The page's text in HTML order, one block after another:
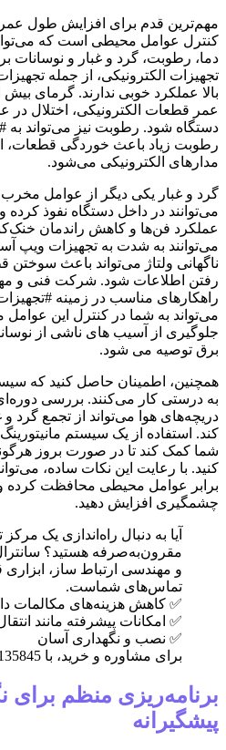
مهم‌ترین قدم برای افزایش طول
کنترل عوامل محیطی است که
دما، رطوبت، گرد و غبار و نوسانات
تجهیزات الکترونیکی، از جمله
بالا عملکرد خوبی ندارند. گرمای
عمر قطعات الکترونیکی، اختلال در
دستگاه شود. رطوبت نیز می‌تواند به
رطوبت زیاد باعث خوردگی قطعات،
مدارهای الکترونیکی می‌شود.
گرد و غبار یکی دیگر از عوامل
می‌توانند در داخل دستگاه نفوذ کرده
عملکرد فن‌ها و کاهش راندمان
می‌توانند به شدت به تجهیزات ویپ
ناگهانی ولتاژ می‌تواند باعث سوختن
رفتن اطلاعات شود. شرکت فنی و
راهکارهای مناسب در زمینه
می‌تواند به شما در کنترل این
جلوگیری از آسیب های ناشی از
برق توصیه می شود.
همچنین، اطمینان حاصل کنید که
به درستی کار می‌کنند. بررسی
دریچه‌های هوا می‌تواند از تجمع گرد
کند. استفاده از یک سیستم
شما کمک کند تا در صورت بروز
کنید. با رعایت این نکات ساده،
برابر عوامل محیطی محافظت کرده
چشمگیری افزایش دهید.
آیا به دنبال راه‌اندازی یک
مقرون‌به‌صرفه هستید؟
و مهندسی ارتباط ساز، ابزاری
تماس‌های شماست.
✅ کاهش هزینه‌های مکالمات
✅ امکانات پیشرفته مانند
✅ نصب و نگهداری آسان
برای مشاوره و خرید، با 09124135845 تماس بگیرید.
برنامه‌ریزی منظم برای
پیشگیرانه